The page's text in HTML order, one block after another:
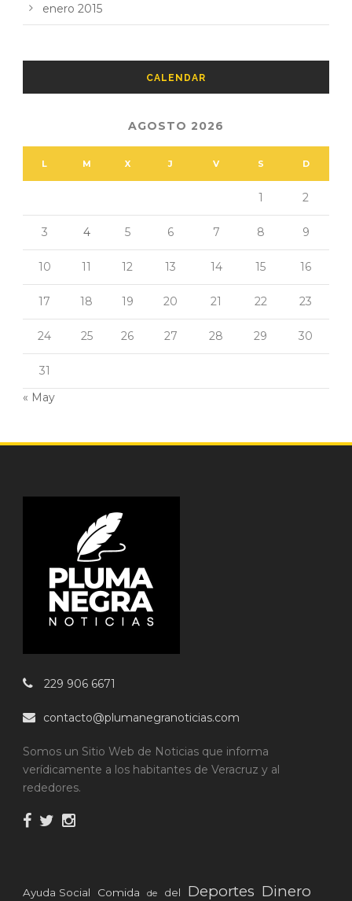
enero 2015
CALENDAR
AGOSTO 2026
L M X J V S D
1 2
3 4 5 6 7 8 9
10 11 12 13 14 15 16
17 18 19 20 21 22 23
24 25 26 27 28 29 30
31
« May
229 906 6671
contacto@plumanegranoticias.com
Somos un Sitio Web de Noticias que informa
verídicamente a los habitantes de Veracruz y al
rededores.
Ayuda Social Comida de del Deportes Dinero